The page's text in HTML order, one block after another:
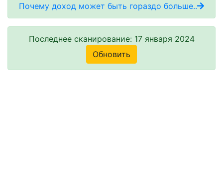
Почему доход может быть гораздо больше..
Последнее сканирование: 17 января 2024
Обновить